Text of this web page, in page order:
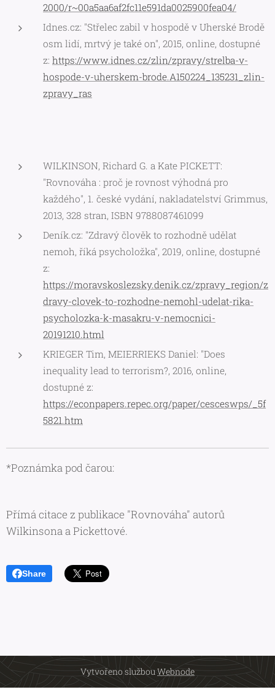
2000/r~00a5aa6af2fc11e591da0025900fea04/
Idnes.cz: "Střelec zabil v hospodě v Uherské Brodě
osm lidí, mrtvý je také on", 2015, online, dostupné
z: https://www.idnes.cz/zlin/zpravy/strelba-v-
hospode-v-uherskem-brode.A150224_135231_zlin-
zpravy_ras
WILKINSON, Richard G. a Kate PICKETT:
"Rovnováha : proč je rovnost výhodná pro
každého", 1. české vydání, nakladatelství Grimmus,
2013, 328 stran, ISBN 9788087461099
Deník.cz: "Zdravý člověk to rozhodně udělat
nemoh, říká psycholožka", 2019, online, dostupné
z:
https://moravskoslezsky.denik.cz/zpravy_region/z
dravy-clovek-to-rozhodne-nemohl-udelat-rika-
psycholozka-k-masakru-v-nemocnici-
20191210.html
KRIEGER Tim, MEIERRIEKS Daniel: "Does
inequality lead to terrorism?, 2016, online,
dostupné z:
https://econpapers.repec.org/paper/cesceswps/_5f
5821.htm
*Poznámka pod čarou:
Přímá citace z publikace "Rovnováha" autorů
Wilkinsona a Pickettové.
Share
Vytvořeno službouWebnode